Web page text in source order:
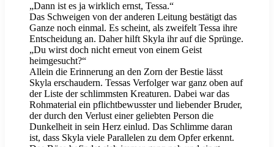
„Dann ist es ja wirklich ernst, Tessa.“
Das Schweigen von der anderen Leitung bestätigt das
Ganze noch einmal. Es scheint, als zweifelt Tessa ihre
Entscheidung an. Daher hilft Skyla ihr auf die Sprünge.
„Du wirst doch nicht erneut von einem Geist
heimgesucht?“
Allein die Erinnerung an den Zorn der Bestie lässt
Skyla erschaudern. Tessas Verfolger war ganz oben auf
der Liste der schlimmsten Kreaturen. Dabei war das
Rohmaterial ein pflichtbewusster und liebender Bruder,
der durch den Verlust einer geliebten Person die
Dunkelheit in sein Herz einlud. Das Schlimme daran
ist, dass Skyla viele Parallelen zu dem Opfer erkennt.